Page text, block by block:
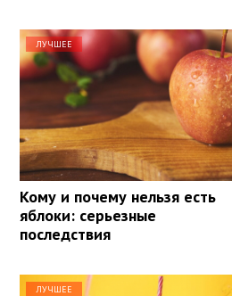
ЛУЧШЕЕ
Кому и почему нельзя есть
яблоки: серьезные
последствия
ЛУЧШЕЕ